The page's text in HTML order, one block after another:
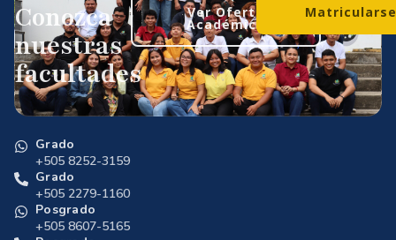
Conozca
nuestras
facultades
Ver Oferta
Académica
Grado
+505 8252-3159
Grado
+505 2279-1160
Posgrado
+505 8607-5165